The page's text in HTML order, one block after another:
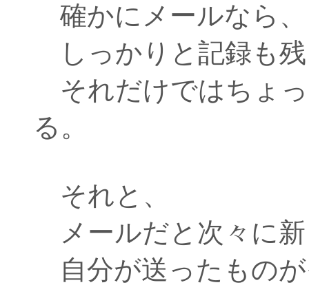
確かにメールなら、
しっかりと記録も
それだけではちょ
る。
それと、
メールだと次々に
自分が送ったもの